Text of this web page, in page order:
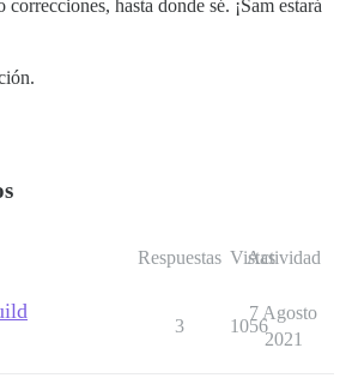
hasta donde sé. ¡Sam estará
Respuestas Vistas
Actividad
3 1056
7 Agosto
2021